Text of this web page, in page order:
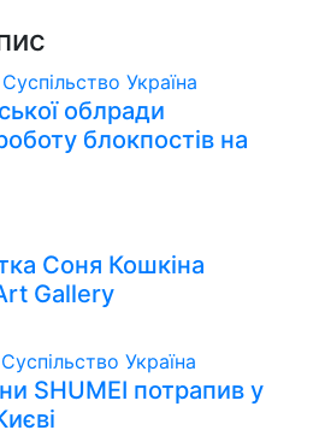
Суспільство Україна
облради
блокпостів на
Соня Кошкіна
Gallery
Суспільство Україна
SHUMEI потрапив у